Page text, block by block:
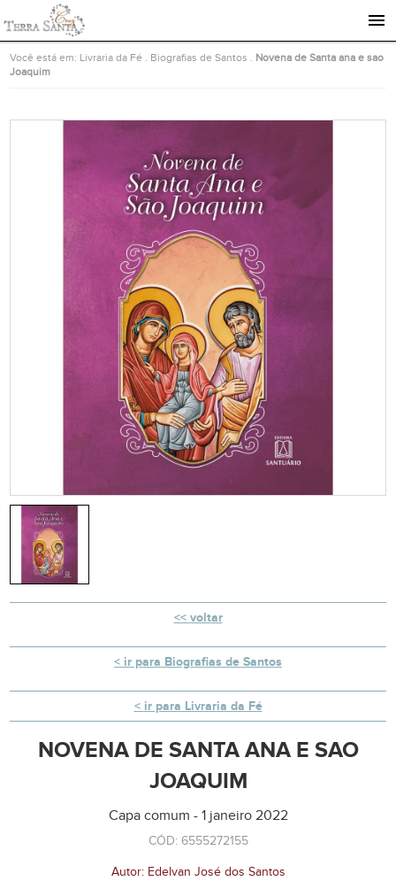
Ir para a página inicial
Você está em: Livraria da Fé Biografias de Santos
Novena de Santa ana e sao
Joaquim
voltar
ir para Biografias de Santos
ir para Livraria da Fé
NOVENA DE SANTA ANA E SAO
JOAQUIM
Capa comum - 1 janeiro 2022
CÓD: 6555272155
Autor: Edelvan José dos Santos